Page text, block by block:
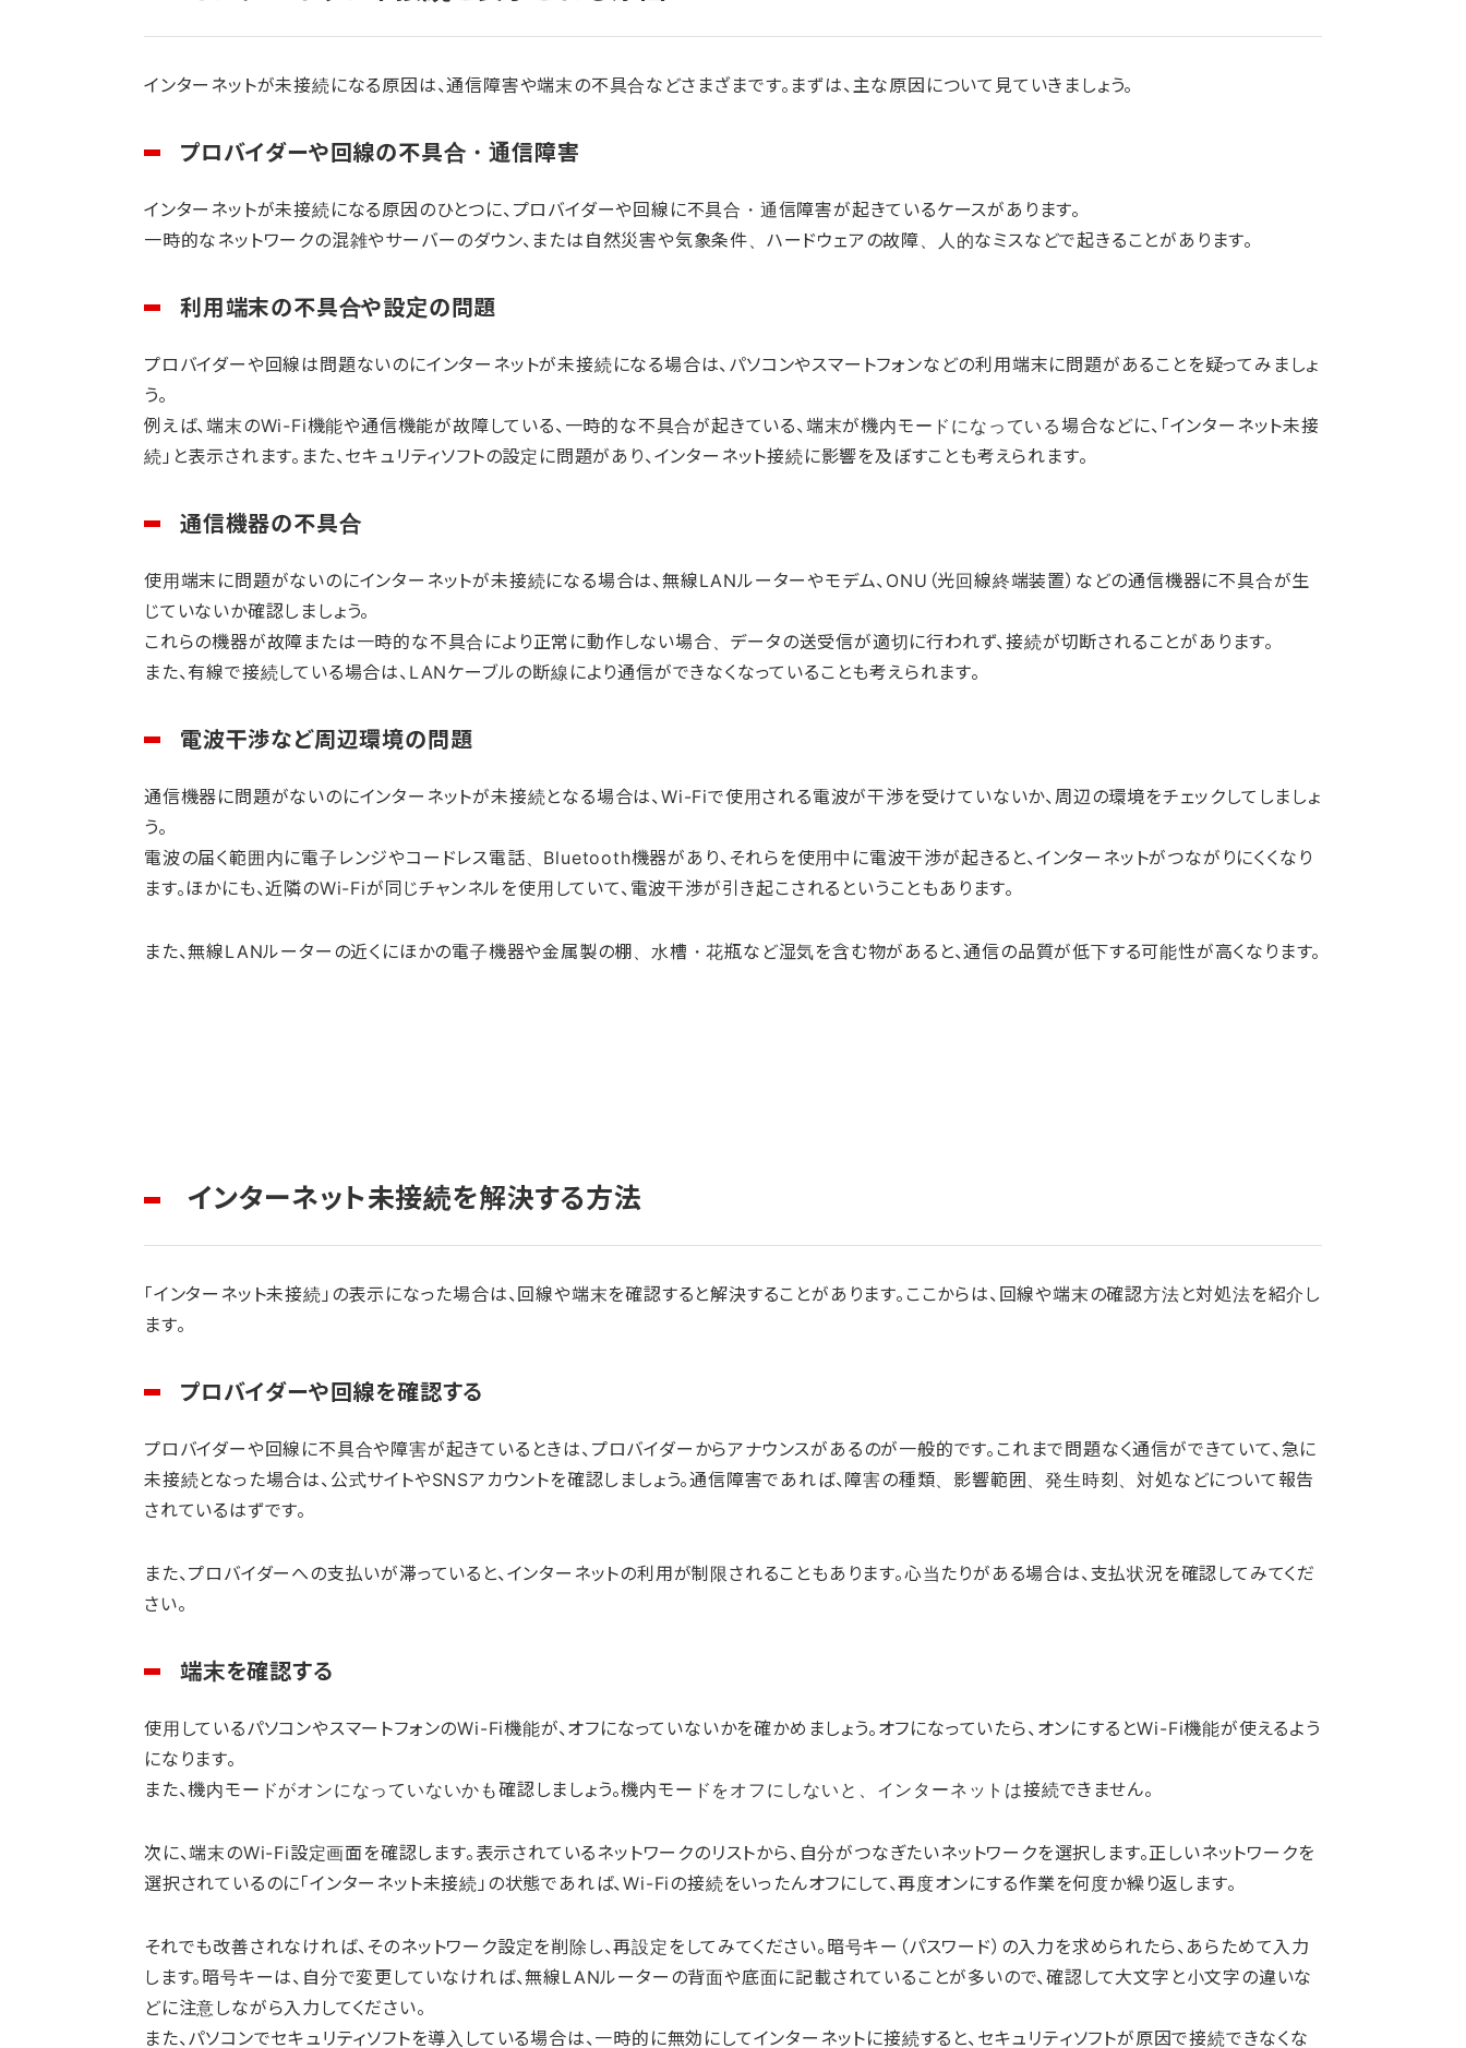
インターネットが未接続になる原因は、通信障害や端末の不具合などさまざまです。まずは、主な原因について見ていきましょう。
プロバイダーや回線の不具合・通信障害
インターネットが未接続になる原因のひとつに、プロバイダーや回線に不具合・通信障害が起きているケースがあります。
一時的なネットワークの混雑やサーバーのダウン、または自然災害や気象条件、ハードウェアの故障、人的なミスなどで起きることがあります。
利用端末の不具合や設定の問題
プロバイダーや回線は問題ないのにインターネットが未接続になる場合は、パソコンやスマートフォンなどの利用端末に問題があることを疑ってみましょ
う。
例えば、端末のWi-Fi機能や通信機能が故障している、一時的な不具合が起きている、端末が機内モードになっている場合などに、「インターネット未接
続」と表示されます。また、セキュリティソフトの設定に問題があり、インターネット接続に影響を及ぼすことも考えられます。
通信機器の不具合
使用端末に問題がないのにインターネットが未接続になる場合は、無線LANルーターやモデム、ONU（光回線終端装置）などの通信機器に不具合が生
じていないか確認しましょう。
これらの機器が故障または一時的な不具合により正常に動作しない場合、データの送受信が適切に行われず、接続が切断されることがあります。
また、有線で接続している場合は、LANケーブルの断線により通信ができなくなっていることも考えられます。
電波干渉など周辺環境の問題
通信機器に問題がないのにインターネットが未接続となる場合は、Wi-Fiで使用される電波が干渉を受けていないか、周辺の環境をチェックしてしましょ
う。
電波の届く範囲内に電子レンジやコードレス電話、Bluetooth機器があり、それらを使用中に電波干渉が起きると、インターネットがつながりにくくなり
ます。ほかにも、近隣のWi-Fiが同じチャンネルを使用していて、電波干渉が引き起こされるということもあります。
また、無線LANルーターの近くにほかの電子機器や金属製の棚、水槽・花瓶など湿気を含む物があると、通信の品質が低下する可能性が高くなります。
インターネット未接続を解決する方法
「インターネット未接続」の表示になった場合は、回線や端末を確認すると解決することがあります。ここからは、回線や端末の確認方法と対処法を紹介し
ます。
プロバイダーや回線を確認する
プロバイダーや回線に不具合や障害が起きているときは、プロバイダーからアナウンスがあるのが一般的です。これまで問題なく通信ができていて、急に
未接続となった場合は、公式サイトやSNSアカウントを確認しましょう。通信障害であれば、障害の種類、影響範囲、発生時刻、対処などについて報告
されているはずです。
また、プロバイダーへの支払いが滞っていると、インターネットの利用が制限されることもあります。心当たりがある場合は、支払状況を確認してみてくだ
さい。
端末を確認する
使用しているパソコンやスマートフォンのWi-Fi機能が、オフになっていないかを確かめましょう。オフになっていたら、オンにするとWi-Fi機能が使えるよう
になります。
また、機内モードがオンになっていないかも確認しましょう。機内モードをオフにしないと、インターネットは接続できません。
次に、端末のWi-Fi設定画面を確認します。表示されているネットワークのリストから、自分がつなぎたいネットワークを選択します。正しいネットワークを
選択されているのに「インターネット未接続」の状態であれば、Wi-Fiの接続をいったんオフにして、再度オンにする作業を何度か繰り返します。
それでも改善されなければ、そのネットワーク設定を削除し、再設定をしてみてください。暗号キー（パスワード）の入力を求められたら、あらためて入力
します。暗号キーは、自分で変更していなければ、無線LANルーターの背面や底面に記載されていることが多いので、確認して大文字と小文字の違いな
どに注意しながら入力してください。
また、パソコンでセキュリティソフトを導入している場合は、一時的に無効にしてインターネットに接続すると、セキュリティソフトが原因で接続できなくな